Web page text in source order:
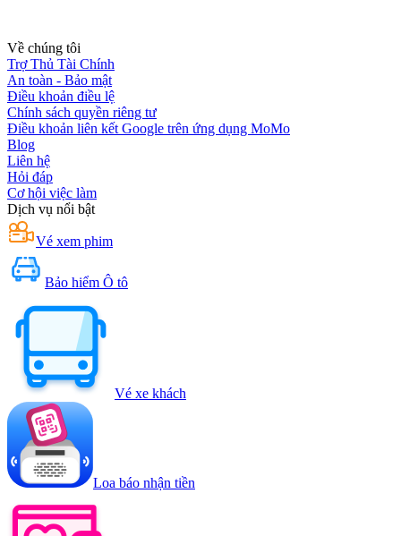
Về chúng tôi
Trợ Thủ Tài Chính
An toàn - Bảo mật
Điều khoản điều lệ
Chính sách quyền riêng tư
Điều khoản liên kết Google trên ứng dụng MoMo
Blog
Liên hệ
Hỏi đáp
Cơ hội việc làm
Dịch vụ nổi bật
Vé xem phim
Bảo hiểm Ô tô
Vé xe khách
Loa báo nhận tiền